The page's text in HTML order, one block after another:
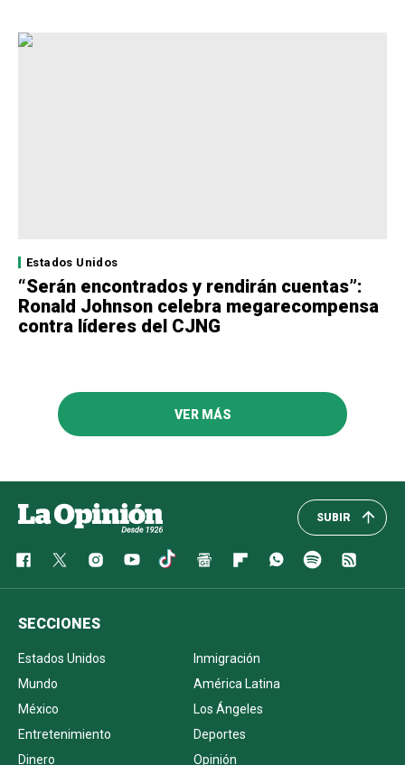
Estados Unidos
“Serán encontrados y rendirán cuentas”:
Ronald Johnson celebra megarecompensa
contra líderes del CJNG
VER MÁS
SUBIR
SECCIONES
Estados Unidos
Inmigración
Mundo
América Latina
México
Los Ángeles
Entretenimiento
Deportes
Dinero
Opinión